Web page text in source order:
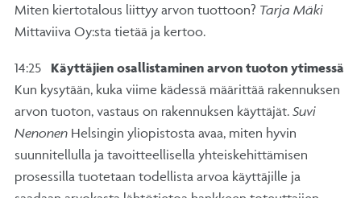
Miten kiertotalous liittyy arvon tuottoon? Tarja Mäki
Mittaviiva Oy:sta tietää ja kertoo.
14:25 Käyttäjien osallistaminen arvon tuoton ytimessä
Kun kysytään, kuka viime kädessä määrittää rakennuksen
arvon tuoton, vastaus on rakennuksen käyttäjät. Suvi
Nenonen Helsingin yliopistosta avaa, miten hyvin
suunnitellulla ja tavoitteellisella yhteiskehittämisen
prosessilla tuotetaan todellista arvoa käyttäjille ja